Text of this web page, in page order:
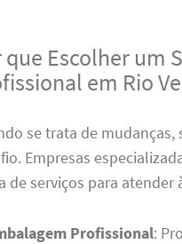
que Escolher um
em Rio
se trata de
Empresas
de serviços para atender
Profissional: